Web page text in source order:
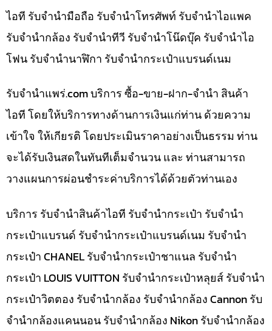
ไอที รับจำนำมือถือ รับจำนำโทรศัพท์ รับจำนำไอแพค
รับจำนำกล้อง รับจำนำทีวี รับจำนำโน๊ดบุ๊ค รับจำนำไอ
โฟน รับจำนำนาฬิกา รับจำนำกระเป๋าแบรนด์เนม
รับจํานําแพร่.com บริการ ซื้อ-ขาย-ฝาก-จำนำ สินค้า
ไอที โดยให้บริการทางด้านการเงินแก่ท่าน ด้วยความ
เข้าใจ ให้เกียรติ โดยประเมินราคาอย่างเป็นธรรม ท่าน
จะได้รับเงินสดในทันทีเต็มจำนวน และ ท่านสามารถ
วางแผนการผ่อนชำระค่าบริการได้ด้วยตัวท่านเอง
บริการ รับจำนำสินค้าไอที รับจำนำกระเป๋า รับจำนำ
กระเป๋าแบรนด์ รับจำนำกระเป๋าแบรนด์เนม รับจำนำ
กระเป๋า CHANEL รับจำนำกระเป๋าชาแนล รับจำนำ
กระเป๋า LOUIS VUITTON รับจำนำกระเป๋าหลุยส์ รับจำนำ
กระเป๋าวิตตอง รับจำนำกล้อง รับจำนำกล้อง Cannon รับ
จำนำกล้องแคนนอน รับจำนำกล้อง Nikon รับจำนำกล้อง